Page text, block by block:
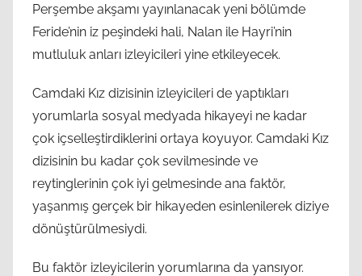
Perşembe akşamı yayınlanacak yeni bölümde
Feride’nin iz peşindeki hali, Nalan ile Hayri’nin
mutluluk anları izleyicileri yine etkileyecek.
Camdaki Kız dizisinin izleyicileri de yaptıkları
yorumlarla sosyal medyada hikayeyi ne kadar
çok içselleştirdiklerini ortaya koyuyor. Camdaki Kız
dizisinin bu kadar çok sevilmesinde ve
reytinglerinin çok iyi gelmesinde ana faktör,
yaşanmış gerçek bir hikayeden esinlenilerek diziye
dönüştürülmesiydi.
Bu faktör izleyicilerin yorumlarına da yansıyor.